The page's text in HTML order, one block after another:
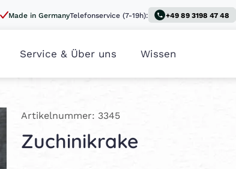
Made in GermanyTelefonservice (7-19h): +49 89 3198 47 48
Service & Über uns Wissen
Artikelnummer: 3345
Zuchinikrake